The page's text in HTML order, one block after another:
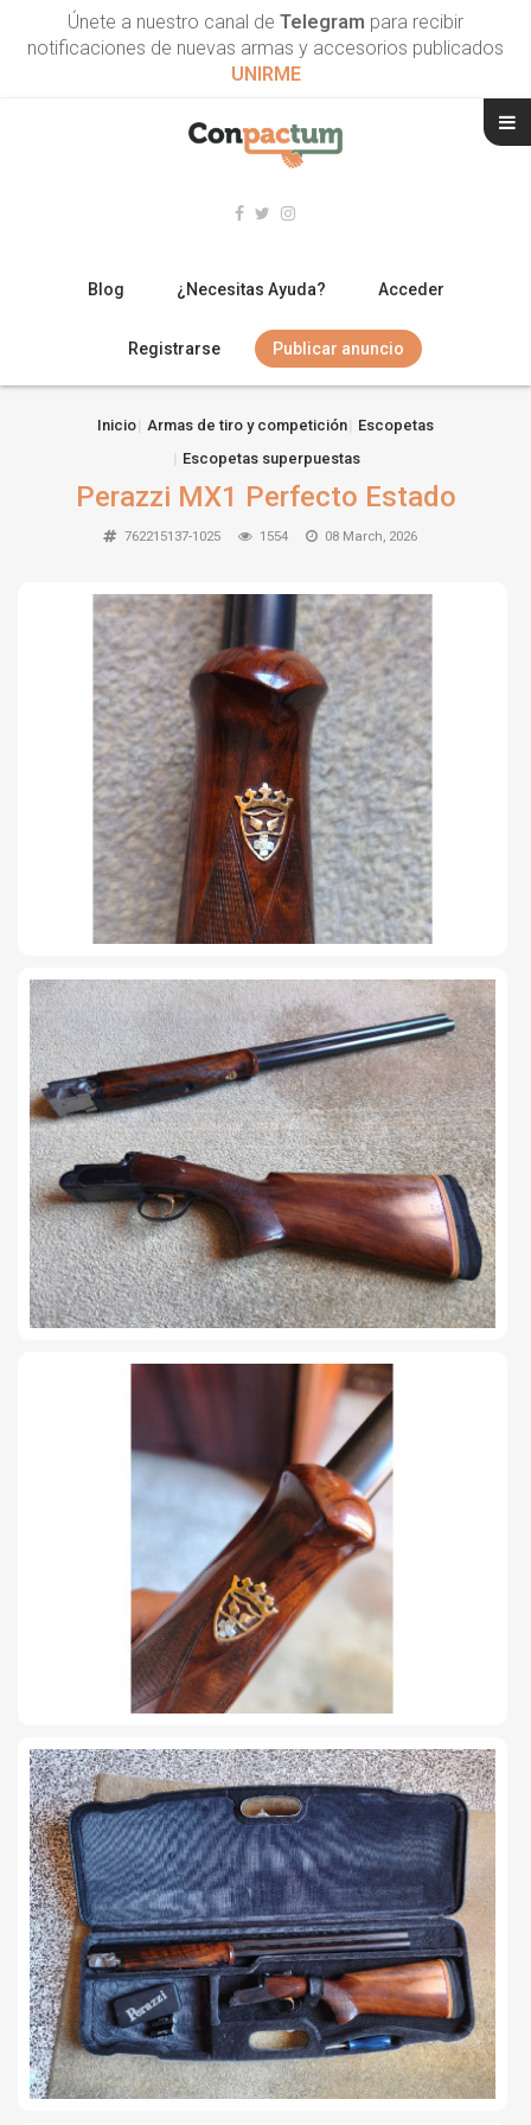
Únete a nuestro canal de Telegram para recibir
notificaciones de nuevas armas y accesorios publicados
UNIRME
Blog ¿Necesitas Ayuda? Acceder
Registrarse Publicar anuncio
AIRE COMPRIMIDO
OTRAS ARMAS
ACCESORIOS
Inicio Armas de tiro y competición
Escopetas
Escopetas superpuestas
Perazzi MX1 Perfecto Estado
762215137-1025 1554 08 March, 2026